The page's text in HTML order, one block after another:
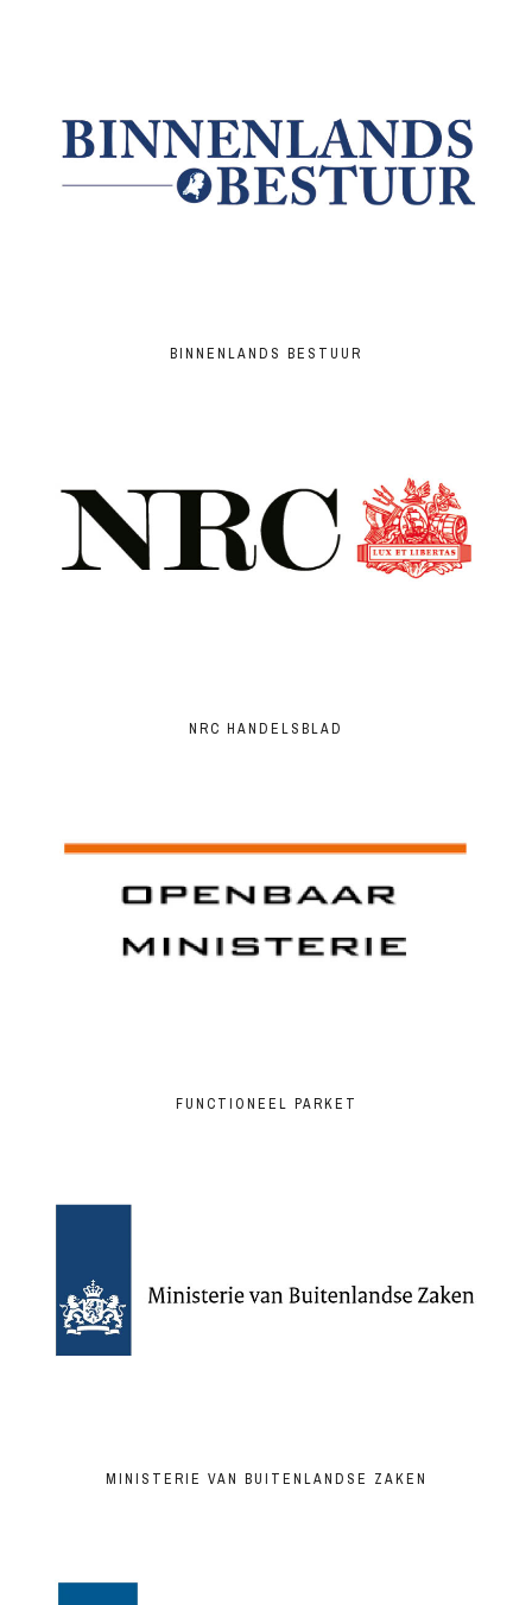
BINNENLANDS BESTUUR
NRC HANDELSBLAD
FUNCTIONEEL PARKET
MINISTERIE VAN BUITENLANDSE ZAKEN